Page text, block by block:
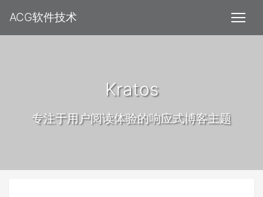
ACG软件技术
Kratos
专注于用户阅读体验的响应式博客主题